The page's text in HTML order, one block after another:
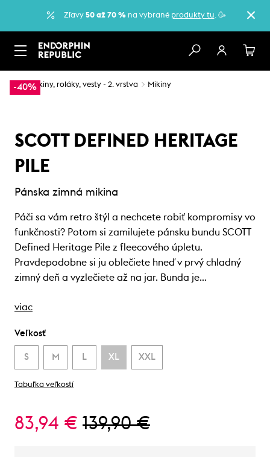
Zľavy 50 až 70 %na vybrané produkty tu. 🥳
-40%
… Mikiny, roláky, vesty - 2. vrstva Mikiny
SCOTT DEFINED HERITAGE
PILE
Pánska zimná mikina
Páči sa vám retro štýl a nechcete robiť kompromisy vo
funkčnosti? Potom si zamilujete pánsku bundu SCOTT
Defined Heritage Pile z fleecového úpletu.
Pravdepodobne si ju oblečiete hneď v prvý chladný
zimný deň a vyzlečiete až na jar. Bunda je…
viac
Veľkosť
S M L XL XXL
Tabuľka veľkostí
83,94 € 139,90 €